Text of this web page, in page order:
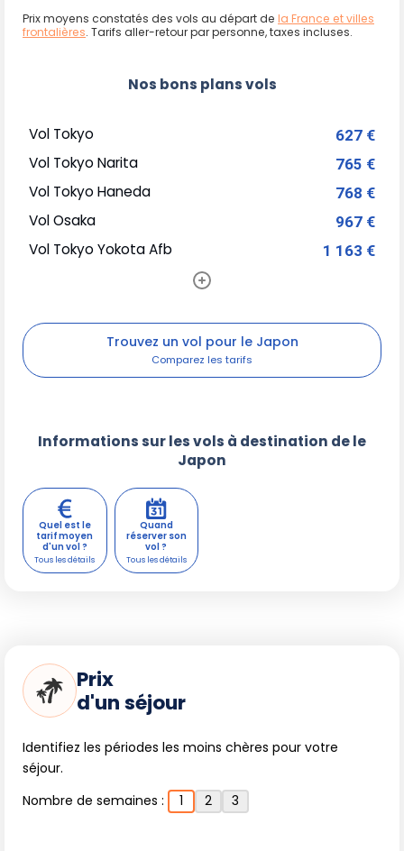
Prix moyens constatés des vols au départ de la France et villes
frontalières. Tarifs aller-retour par personne, taxes incluses.
Nos bons plans vols
Vol Tokyo 627 €
Vol Tokyo Narita 765 €
Vol Tokyo Haneda 768 €
Vol Osaka 967 €
Vol Tokyo Yokota Afb 1 163 €
Trouvez un vol pour le Japon
Informations sur les vols à destination de le
Japon
Quel est le
tarif moyen
d'un vol ?
Quand
réserver son
vol ?
Prix
d'un séjour
Identifiez les périodes les moins chères pour votre
séjour.
Nombre de semaines :
1 2 3